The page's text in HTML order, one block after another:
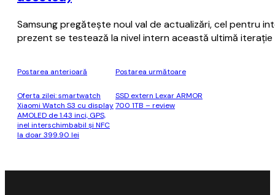
Samsung pregăteşte noul val de actualizări, cel pentru
prezent se testează la nivel intern această ultimă
Postarea anterioară
Oferta zilei: smartwatch
Xiaomi Watch S3 cu display
AMOLED de 1.43 inci, GPS,
inel interschimbabil şi NFC
la doar 399.90 lei
Postarea următoare
SSD extern Lexar ARMOR
700 1TB – review